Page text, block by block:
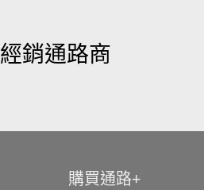
經銷通路商
購買通路